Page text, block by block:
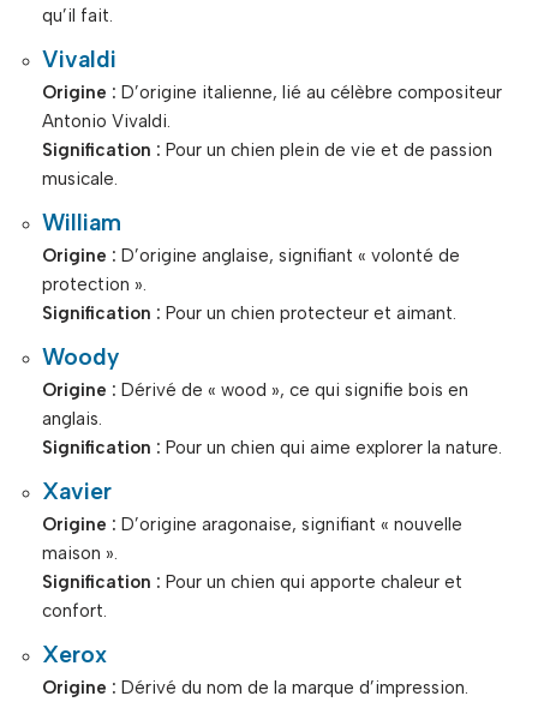
qu’il fait.
Vivaldi
Origine : D’origine italienne, lié au célèbre compositeur
Antonio Vivaldi.
Signification : Pour un chien plein de vie et de passion
musicale.
William
Origine : D’origine anglaise, signifiant « volonté de
protection ».
Signification : Pour un chien protecteur et aimant.
Woody
Origine : Dérivé de « wood », ce qui signifie bois en
anglais.
Signification : Pour un chien qui aime explorer la nature.
Xavier
Origine : D’origine aragonaise, signifiant « nouvelle
maison ».
Signification : Pour un chien qui apporte chaleur et
confort.
Xerox
Origine : Dérivé du nom de la marque d’impression.